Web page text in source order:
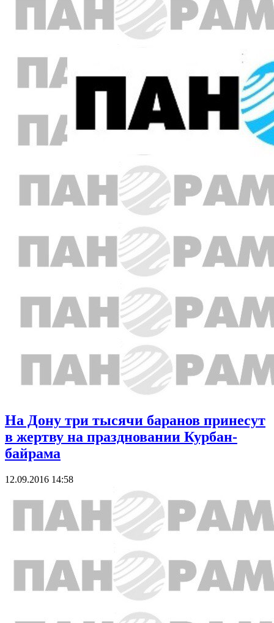
На Дону три тысячи баранов принесут
в жертву на праздновании Курбан-
байрама
12.09.2016 14:58